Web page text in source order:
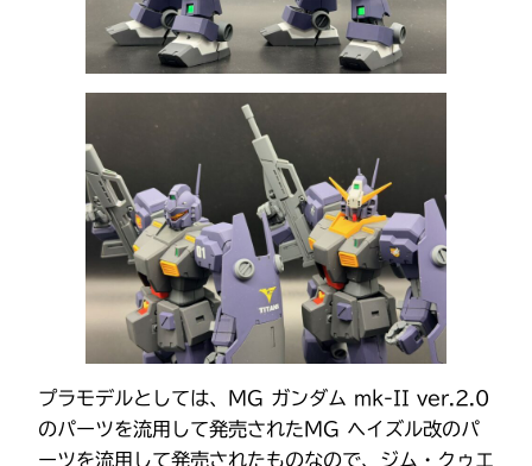
プラモデルとしては、MG ガンダム mk-II ver.2.0
のパーツを流用して発売されたMG ヘイズル改のパ
ーツを流用して発売されたものなので、ジム・クゥエ